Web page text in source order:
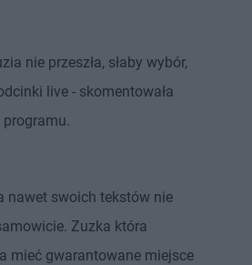
nie przeszła, słaby wybór,
live - skomentowała
nawet swoich tekstów nie
Zuzka która
mieć gwarantowane miejsce